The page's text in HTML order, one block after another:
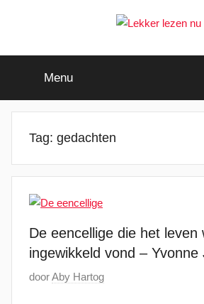
Lekker
lezen
nu
kinderboeken
Menu
Tag: gedachten
De eencellige die het leven
ingewikkeld vond – Yvonne
G
doorAby Hartog